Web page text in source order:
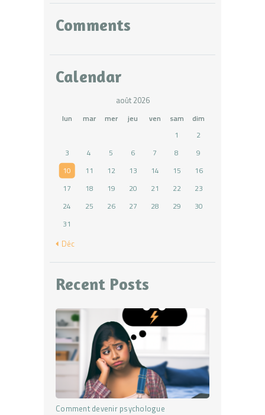
Comments
Calendar
août 2026
lun mar mer jeu ven sam
dim
1
2
3
4 5 6 7 8
9
10
11 12 13 14 15
16
17
18 19 20 21 22
23
24
25 26 27 28 29
30
31
« Déc
Recent Posts
Comment devenir psychologue